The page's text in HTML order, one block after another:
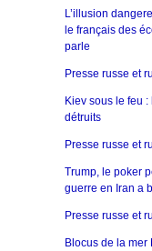
L’illusion
le français des
parle
Presse russe et
Kiev sous le feu
détruits
Presse russe et
Trump, le poker
guerre en Iran a
Presse russe et
Blocus de la mer